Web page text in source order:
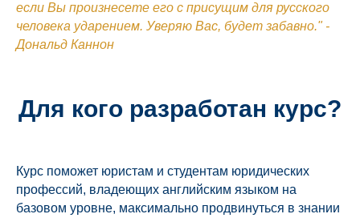
если Вы произнесете его с присущим для русского
человека ударением. Уверяю Вас, будет забавно." -
Дональд Каннон
Для кого разработан курс?
Курс поможет юристам и студентам юридических
профессий, владеющих английским языком на
базовом уровне, максимально продвинуться в знании